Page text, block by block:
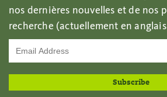
nos dernières nouvelles et de nos
recherche (actuellement en